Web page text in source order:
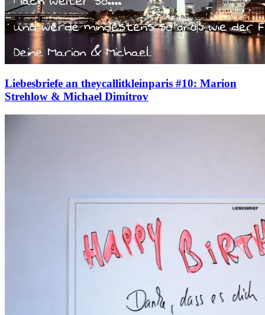
Liebesbriefe an theycallitkleinparis #10: Marion
Strehlow & Michael Dimitrov